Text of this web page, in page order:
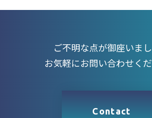
ご不明な点が御座いま
お気軽にお問い合わせくだ
Contact